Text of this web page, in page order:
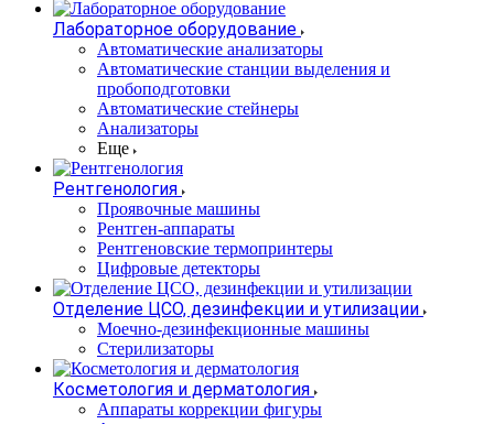
Лабораторное оборудование
Автоматические анализаторы
Автоматические станции выделения и
пробоподготовки
Автоматические стейнеры
Анализаторы
Еще
Рентгенология
Проявочные машины
Рентген-аппараты
Рентгеновские термопринтеры
Цифровые детекторы
Отделение ЦСО, дезинфекции и утилизации
Моечно-дезинфекционные машины
Стерилизаторы
Косметология и дерматология
Аппараты коррекции фигуры